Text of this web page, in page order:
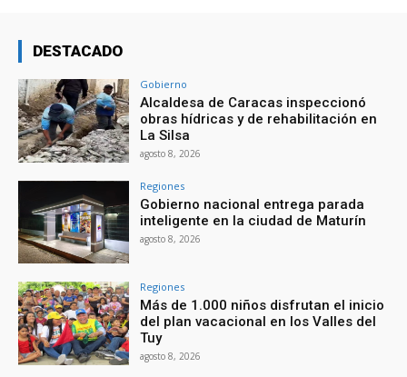
DESTACADO
Gobierno
Alcaldesa de Caracas inspeccionó
obras hídricas y de rehabilitación en
La Silsa
agosto 8, 2026
Regiones
Gobierno nacional entrega parada
inteligente en la ciudad de Maturín
agosto 8, 2026
Regiones
Más de 1.000 niños disfrutan el inicio
del plan vacacional en los Valles del
Tuy
agosto 8, 2026